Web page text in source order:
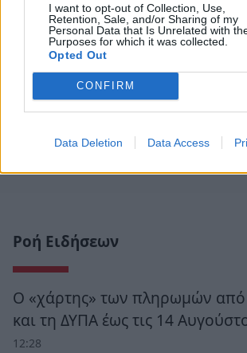
I want to opt-out of Collection, Use,
Retention, Sale, and/or Sharing of my
Personal Data that Is Unrelated with
Purposes for which it was collected.
Opted Out
CONFIRM
Data Deletion Data Access
Ροή Ειδήσεων
Ο «χάρτης» των πληρωμών
και τη ΔΥΠΑ έως τις 14
12:28